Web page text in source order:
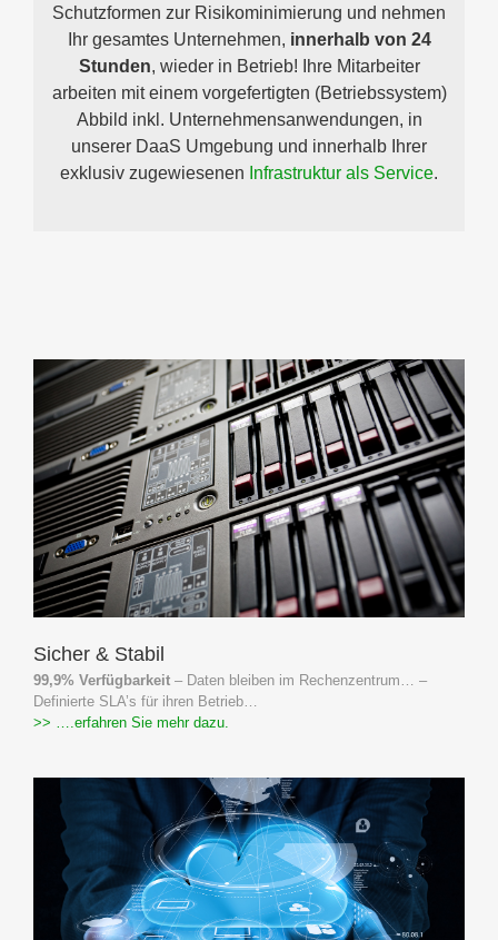
Schutzformen zur Risikominimierung und nehmen
Ihr gesamtes Unternehmen, innerhalb von 24
Stunden, wieder in Betrieb! Ihre Mitarbeiter
arbeiten mit einem vorgefertigten (Betriebssystem)
Abbild inkl. Unternehmensanwendungen, in
unserer DaaS Umgebung und innerhalb Ihrer
exklusiv zugewiesenen Infrastruktur als Service.
Sicher & Stabil
99,9% Verfügbarkeit – Daten bleiben im Rechenzentrum… –
Definierte SLA’s für ihren Betrieb…
>> ….erfahren Sie mehr dazu.